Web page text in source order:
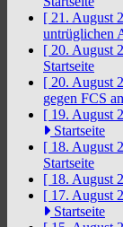
[ 21. August
untrüglichen
[ 20. August
Startseite
[ 20. August
gegen FCS
[ 19. August
Startseite
[ 18. August
Startseite
[ 18. August
[ 17. August
Startseite